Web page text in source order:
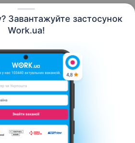
Завантажуйте застосунок
Work.ua!
Про нас
Кар’єра
Умови використання